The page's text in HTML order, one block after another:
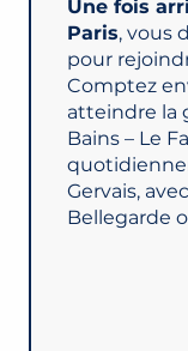
Une fois
Paris, vous
pour
Comptez
atteindre la
Bains – Le
Gervais,
Bellegarde